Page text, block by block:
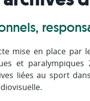
mise en place par
et
liées au sport